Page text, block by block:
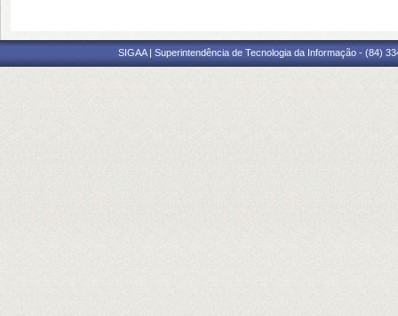
SIGAA | Superintendência de Tecnologia da Informação - (84)